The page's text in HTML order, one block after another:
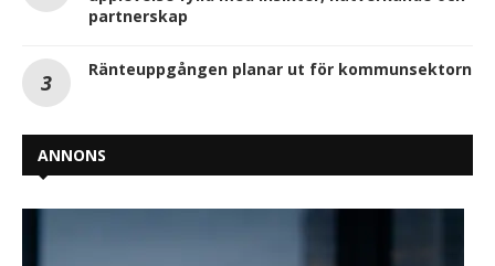
partnerskap
Ränteuppgången planar ut för kommunsektorn
ANNONS